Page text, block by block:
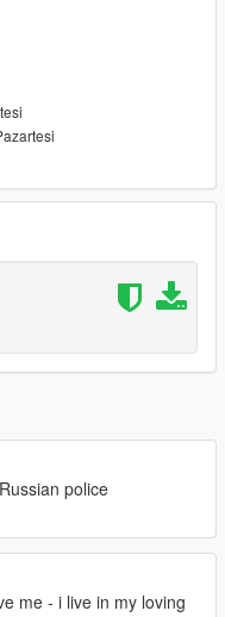
police
me - i live in my loving